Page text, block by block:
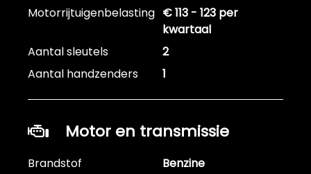
Motorrijtuigenbelasting € 113 - 123 per
kwartaal
Aantal sleutels
2
Aantal handzenders
1
Motor en transmissie
Brandstof
Benzine